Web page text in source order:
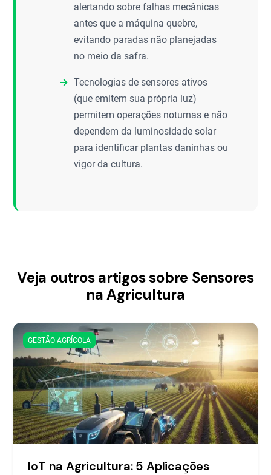
alertando sobre falhas mecânicas
antes que a máquina quebre,
evitando paradas não planejadas
no meio da safra.
Tecnologias de sensores ativos
(que emitem sua própria luz)
permitem operações noturnas e não
dependem da luminosidade solar
para identificar plantas daninhas ou
vigor da cultura.
Veja outros artigos sobre Sensores
na Agricultura
GESTÃO AGRÍCOLA
IoT na Agricultura: 5 Aplicações